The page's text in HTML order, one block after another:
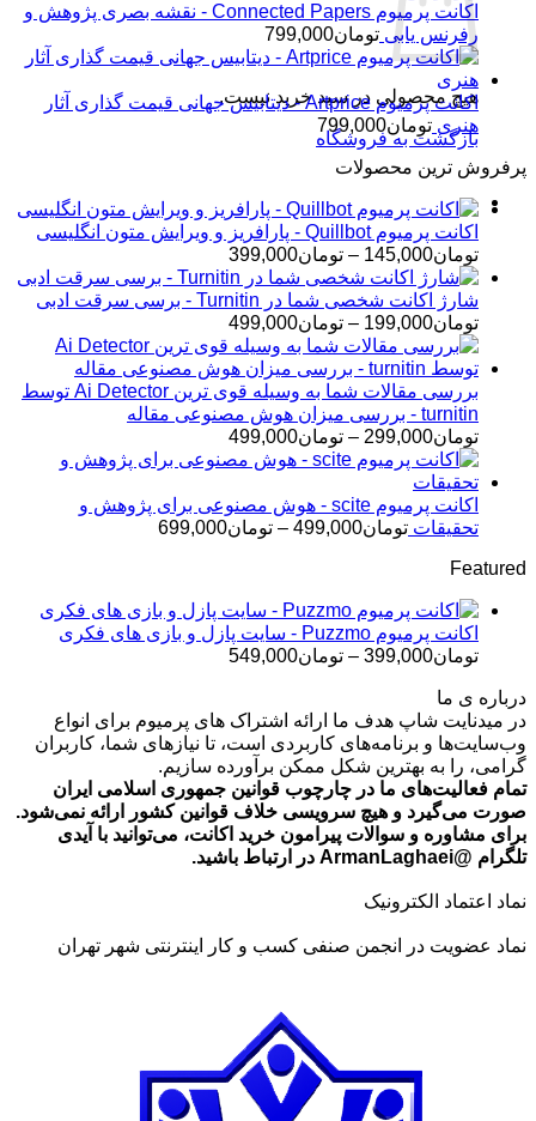
هیچ محصولی در سبد خرید نیست.
بازگشت به فروشگاه
اکانت پرمیوم Connected Papers - نقشه بصری پژوهش و
رفرنس یابی تومان799,000
اکانت پرمیوم Artprice - دیتابیس جهانی قیمت ‌گذاری آثار
هنری تومان799,000
پرفروش ترین محصولات
اکانت پرمیوم Quillbot - پارافریز و ویرایش متون انگلیسی
تومان145,000
– تومان399,000محدوده
قیمت:
تومان145,000
تا
تومان399,000
شارژ اکانت شخصی شما در Turnitin - برسی سرقت ادبی
تومان199,000
– تومان499,000محدوده
قیمت:
تومان199,000
تا
تومان499,000
بررسی مقالات شما به وسیله قوی ترین Ai Detector توسط
turnitin - بررسی میزان هوش مصنوعی مقاله
تومان299,000
– تومان499,000محدوده
قیمت:
تا
تومان499,000
اکانت پرمیوم scite - هوش مصنوعی برای پژوهش و
تحقیقات تومان499,000
– تومان699,000محدوده
تومان699,000
Featured
اکانت پرمیوم Puzzmo - سایت پازل و بازی های فکری
تومان399,000
– تومان549,000
تا
تومان549,000
درباره ی ما
در میدنایت شاپ هدف ما ارائه اشتراک های پرمیوم برای انواع
وب‌سایت‌ها و برنامه‌های کاربردی است، تا نیازهای شما، کاربران
گرامی، را به بهترین شکل ممکن برآورده سازیم.
تمام فعالیت‌های ما در چارچوب قوانین جمهوری اسلامی ایران
صورت می‌گیرد و هیچ سرویسی خلاف قوانین کشور ارائه نمی‌شود.
برای مشاوره و سوالات پیرامون خرید اکانت، می‌توانید با آیدی
تلگرام @ArmanLaghaei در ارتباط باشید.
نماد اعتماد الکترونیک
نماد عضویت در انجمن صنفی کسب و کار اینترنتی شهر تهران